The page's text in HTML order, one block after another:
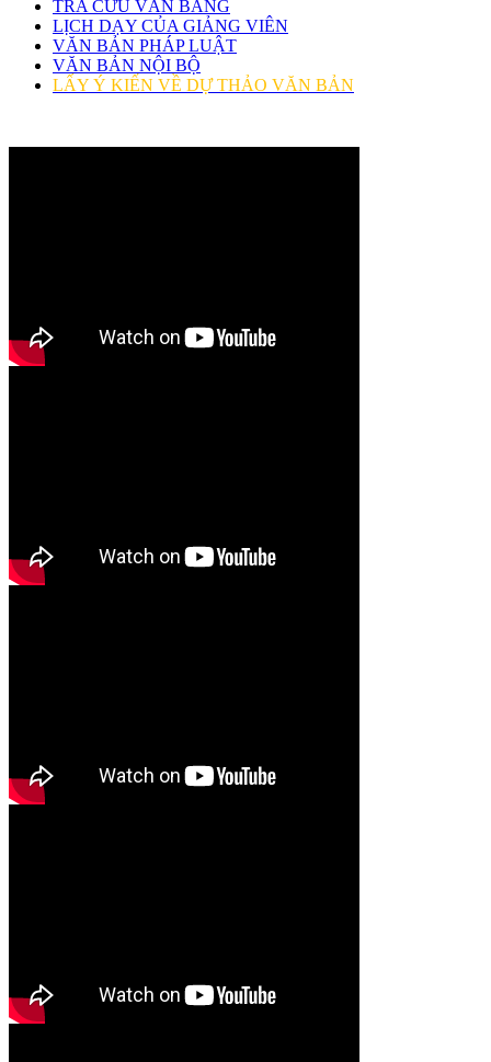
TRA CỨU VĂN BẰNG
LỊCH DẠY CỦA GIẢNG VIÊN
VĂN BẢN PHÁP LUẬT
VĂN BẢN NỘI BỘ
LẤY Ý KIẾN VỀ DỰ THẢO VĂN BẢN